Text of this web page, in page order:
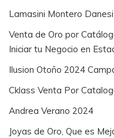
Lamasini Montero Danesi
Venta de Oro por
Iniciar tu Negocio en
Ilusion Otoño 2024
Cklass Venta Por
Andrea Verano 2024
Joyas de Oro, Que es